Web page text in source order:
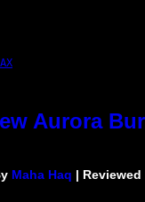
Aurora
Maha Haq | Reviewed